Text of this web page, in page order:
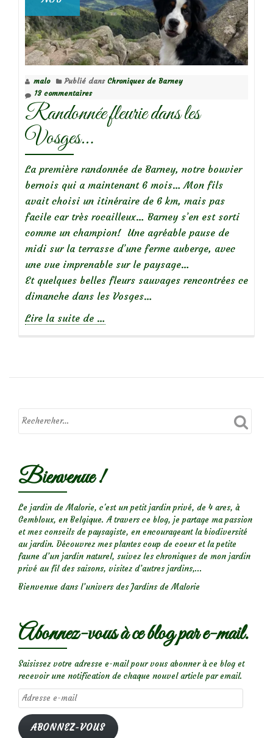
malo Publié dans Chroniques de Barney
13 commentaires
Randonnée fleurie dans les
Vosges…
La première randonnée de Barney, notre bouvier
bernois qui a maintenant 6 mois… Mon fils
avait choisi un itinéraire de 6 km, mais pas
facile car très rocailleux… Barney s’en est sorti
comme un champion! Une agréable pause de
midi sur la terrasse d’une ferme auberge, avec
une vue imprenable sur le paysage…
Et quelques belles fleurs sauvages rencontrées ce
dimanche dans les Vosges…
Lire la suite de
dans
Vosges…
…
Bienvenue !
Le jardin de Malorie, c'est un petit jardin privé, de 4 ares, à
Gembloux, en Belgique. A travers ce blog, je partage ma passion
et mes conseils de paysagiste, en encourageant la biodiversité
au jardin. Découvrez mes plantes coup de coeur et la petite
faune d’un jardin naturel, suivez les chroniques de mon jardin
privé au fil des saisons, visitez d’autres jardins,...
Bienvenue dans l’univers des Jardins de Malorie
Abonnez-vous à ce blog par e-mail.
Saisissez votre adresse e-mail pour vous abonner à ce blog et
recevoir une notification de chaque nouvel article par email.
Adresse
e-
mail
ABONNEZ-VOUS